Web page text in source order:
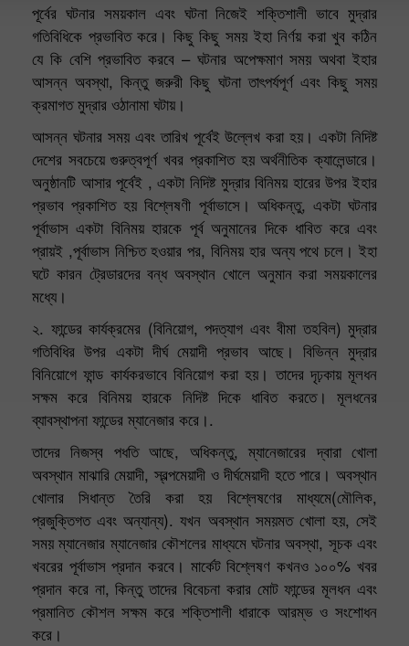
পূর্বের ঘটনার সময়কাল এবং ঘটনা নিজেই শক্তিশালী ভাবে মুদ্রার
গতিবিধিকে প্রভাবিত করে। কিছু কিছু সময় ইহা নির্ণয় করা খুব কঠিন
যে কি বেশি প্রভাবিত করবে – ঘটনার অপেক্ষমাণ সময় অথবা ইহার
আসন্ন অবস্থা, কিন্তু জরুরী কিছু ঘটনা তাৎপর্যপূর্ণ এবং কিছু সময়
ক্রমাগত মুদ্রার ওঠানামা ঘটায়।
আসন্ন ঘটনার সময় এবং তারিখ পূর্বেই উল্লেখ করা হয়। একটা নিদিষ্ট
দেশের সবচেয়ে গুরুত্বপূর্ণ খবর প্রকাশিত হয় অর্থনীতিক ক্যালেন্ডারে।
অনুষ্ঠানটি আসার পূর্বেই , একটা নিদিষ্ট মুদ্রার বিনিময় হারের উপর ইহার
প্রভাব প্রকাশিত হয় বিশ্লেষণী পূর্বাভাসে। অধিকন্তু, একটা ঘটনার
পূর্বাভাস একটা বিনিময় হারকে পূর্ব অনুমানের দিকে ধাবিত করে এবং
প্রায়ই ,পূর্বাভাস নিশ্চিত হওয়ার পর, বিনিময় হার অন্য পথে চলে। ইহা
ঘটে কারন ট্রেডারদের বন্ধ অবস্থান খোলে অনুমান করা সময়কালের
মধ্যে।
২. ফান্ডের কার্যক্রমের (বিনিয়োগ, পদত্যাগ এবং বীমা তহবিল) মুদ্রার
গতিবিধির উপর একটা দীর্ঘ মেয়াদী প্রভাব আছে। বিভিন্ন মুদ্রার
বিনিয়োগে ফান্ড কার্যকরভাবে বিনিয়োগ করা হয়। তাদের দৃঢ়কায় মূলধন
সক্ষম করে বিনিময় হারকে নিদিষ্ট দিকে ধাবিত করতে। মূলধনের
ব্যাবস্থাপনা ফান্ডের ম্যানেজার করে।.
তাদের নিজস্ব পধতি আছে, অধিকন্তু, ম্যানেজারের দ্বারা খোলা
অবস্থান মাঝারি মেয়াদী, স্বল্পমেয়াদী ও দীর্ঘমেয়াদী হতে পারে। অবস্থান
খোলার সিধান্ত তৈরি করা হয় বিশ্লেষণের মাধ্যমে(মৌলিক,
প্রজুক্তিগত এবং অন্যান্য). যখন অবস্থান সময়মত খোলা হয়, সেই
সময় ম্যানেজার ম্যানেজার কৌশলের মাধ্যমে ঘটনার অবস্থা, সূচক এবং
খবরের পূর্বাভাস প্রদান করবে। মার্কেট বিশ্লেষণ কখনও ১০০% খবর
প্রদান করে না, কিন্তু তাদের বিবেচনা করার মোট ফান্ডের মূলধন এবং
প্রমানিত কৌশল সক্ষম করে শক্তিশালী ধারাকে আরম্ভ ও সংশোধন
করে।